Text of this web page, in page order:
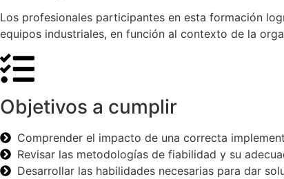
Los profesionales participantes en esta formación
equipos industriales, en función al contexto de la
Objetivos a cumplir
Comprender el impacto de una correcta
Revisar las metodologías de fiabilidad y su
Desarrollar las habilidades necesarias para dar